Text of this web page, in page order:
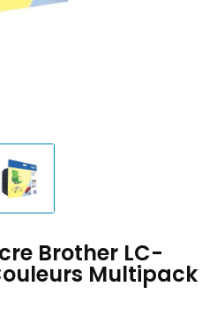
Brother LC-
Multipack